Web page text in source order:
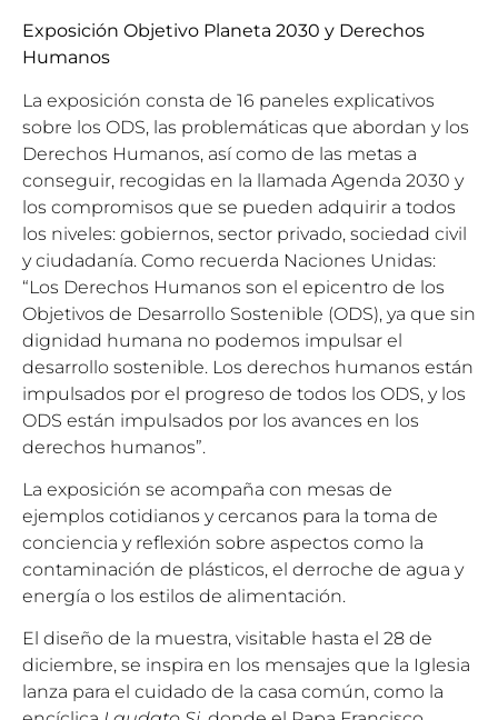
Exposición Objetivo Planeta 2030 y Derechos
Humanos
La exposición consta de 16 paneles explicativos
sobre los ODS, las problemáticas que abordan y los
Derechos Humanos, así como de las metas a
conseguir, recogidas en la llamada Agenda 2030 y
los compromisos que se pueden adquirir a todos
los niveles: gobiernos, sector privado, sociedad civil
y ciudadanía. Como recuerda Naciones Unidas:
“Los Derechos Humanos son el epicentro de los
Objetivos de Desarrollo Sostenible (ODS), ya que sin
dignidad humana no podemos impulsar el
desarrollo sostenible. Los derechos humanos están
impulsados ​​por el progreso de todos los ODS, y los
ODS están impulsados ​​por los avances en los
derechos humanos”.
La exposición se acompaña con mesas de
ejemplos cotidianos y cercanos para la toma de
conciencia y reflexión sobre aspectos como la
contaminación de plásticos, el derroche de agua y
energía o los estilos de alimentación.
El diseño de la muestra, visitable hasta el 28 de
diciembre, se inspira en los mensajes que la Iglesia
lanza para el cuidado de la casa común, como la